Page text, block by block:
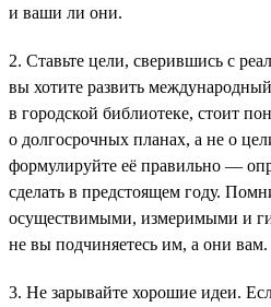
и ваши ли они.
2. Ставьте цели, сверившись с
вы хотите развить
в городской библиотеке, стоит
о долгосрочных планах, а не о
формулируйте её правильно —
сделать в предстоящем году.
осуществимыми, измеримыми и
не вы подчиняетесь им, а они вам.
3. Не зарывайте хорошие идеи.